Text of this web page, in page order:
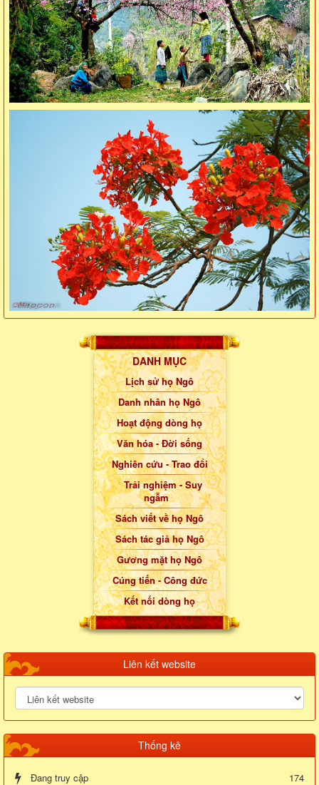
DANH MỤC
Lịch sử họ Ngô
Danh nhân họ Ngô
Hoạt động dòng họ
Văn hóa - Đời sống
Nghiên cứu - Trao đổi
Trải nghiệm - Suy
ngẫm
Sách viết về họ Ngô
Sách tác giả họ Ngô
Gương mặt họ Ngô
Cúng tiến - Công đức
Kết nối dòng họ
Liên kết website
Thống kê
Đang truy cập
174